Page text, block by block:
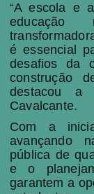
“A escola e
é essencial
desafios da
construção
destacou a
Cavalcante.
Com a
avançando
pública de
e o
garantem a